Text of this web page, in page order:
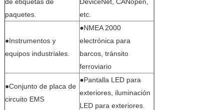
paquetes.
etc.
●Instrumentos y
equipos industriales.
●NMEA 2000
electrónica para
barcos, tránsito
ferroviario
●Conjunto de placa de
circuito EMS
●Pantalla LED para
exteriores, iluminación
LED para exteriores.